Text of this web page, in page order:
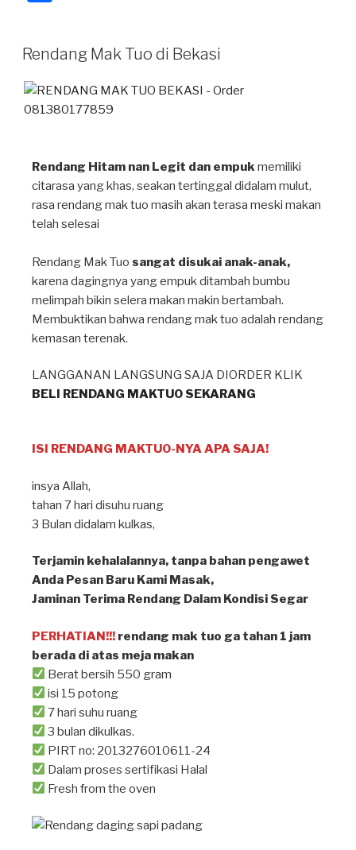
A
p
p
a
m
b
o
ar
e
Rendang Mak Tuo di Bekasi
Rendang Hitam nan Legit dan empukmemiliki
citarasa yang khas, seakan tertinggal didalam mulut,
rasa rendang mak tuo masih akan terasa meski makan
telah selesai⁣
Rendang Mak Tuo sangat disukai anak-anak,
karena dagingnya yang empuk ditambah bumbu
melimpah bikin selera makan makin bertambah⁣.
Membuktikan bahwa rendang mak tuo adalah rendang
kemasan terenak.
LANGGANAN LANGSUNG SAJA DIORDER KLIK
BELI RENDANG MAKTUO SEKARANG
ISI RENDANG MAKTUO-NYA APA SAJA!
insya Allah⁣,
tahan 7 hari disuhu ruang ⁣
3 Bulan didalam kulkas, ⁣
Terjamin kehalalannya, tanpa bahan pengawet⁣
Anda Pesan Baru Kami Masak, ⁣
Jaminan Terima Rendang Dalam Kondisi Segar⁣
PERHATIAN!!! rendang mak tuo ga tahan 1 jam
berada di atas meja makan ⁣
Berat bersih 550 gram
isi 15 potong
7 hari suhu ruang
3 bulan dikulkas.
PIRT no: 2013276010611-24
Dalam proses sertifikasi Halal
Fresh from the oven